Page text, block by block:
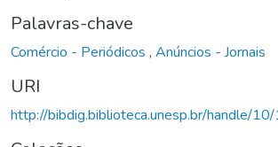
Palavras-chave
Comércio - Periódicos , Anúncios - Jornais
URI
http://bibdig.biblioteca.unesp.br/handle/